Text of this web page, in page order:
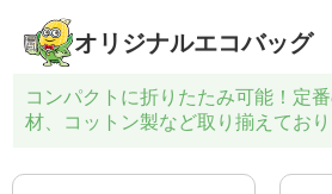
オリジナルエコバッグ
コンパクトに折りたたみ可能！定
材、コットン製など取り揃えており